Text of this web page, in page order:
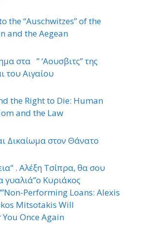
the “Auschwitzes” of the
and the Aegean
στα ” ‘Αουσβιτς” της
του Αιγαίου
the Right to Die: Human
and the Law
Δικαίωμα στον Θάνατο
. Αλέξη Τσίπρα, θα σου
γυαλιά”ο Κυριάκος
Performing Loans: Alexis
Mitsotakis Will
Once Again